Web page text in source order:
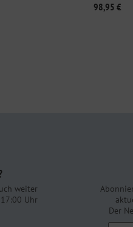
98,95 €
weiter
Uhr
Der